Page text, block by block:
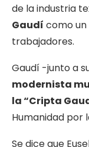
de la industria
Gaudí como
trabajadores.
Gaudí -junto a
modernista
la “Cripta
Humanidad por
Se dice que